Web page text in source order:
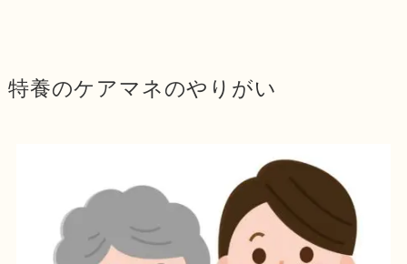
特養のケアマネのやりがい